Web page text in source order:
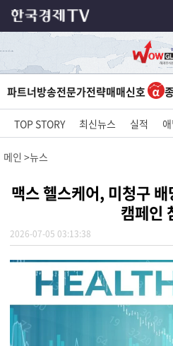
파트너방송전문가전략매매신호
TOP STORY 최신뉴스 실적
메인 뉴스
맥스 헬스케어, 미청구
캠페인
2026-07-05 03:13:38